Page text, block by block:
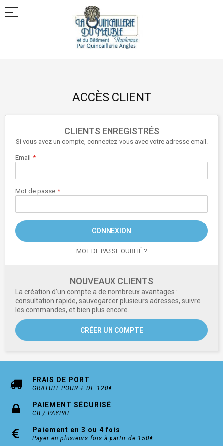
Allez
ACCÈS CLIENT
CLIENTS ENREGISTRÉS
Si vous avez un compte, connectez-vous avec votre adresse email.
Email
Mot de passe
CONNEXION
MOT DE PASSE OUBLIÉ ?
NOUVEAUX CLIENTS
La création d’un compte a de nombreux avantages :
consultation rapide, sauvegarder plusieurs adresses, suivre
les commandes, et bien plus encore.
CRÉER UN COMPTE
FRAIS DE PORT
GRATUIT POUR + DE 120€
PAIEMENT SÉCURISÉ
CB / PAYPAL
Paiement en 3 ou 4 fois
Payer en plusieurs fois à partir de 150€